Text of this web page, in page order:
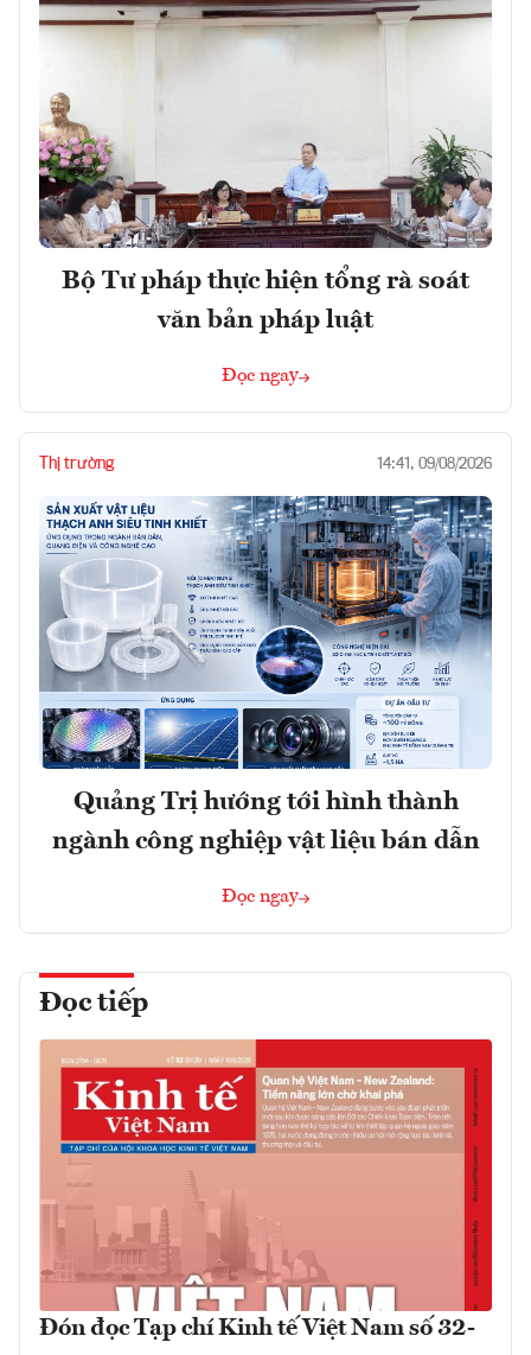
Bộ Tư pháp thực hiện tổng rà soát
văn bản pháp luật
Đọc ngay
Thị trường 14:41, 09/08/2026
Quảng Trị hướng tới hình thành
ngành công nghiệp vật liệu bán dẫn
Đọc ngay
Đọc tiếp
Đón đọc Tạp chí Kinh tế Việt Nam số 32-